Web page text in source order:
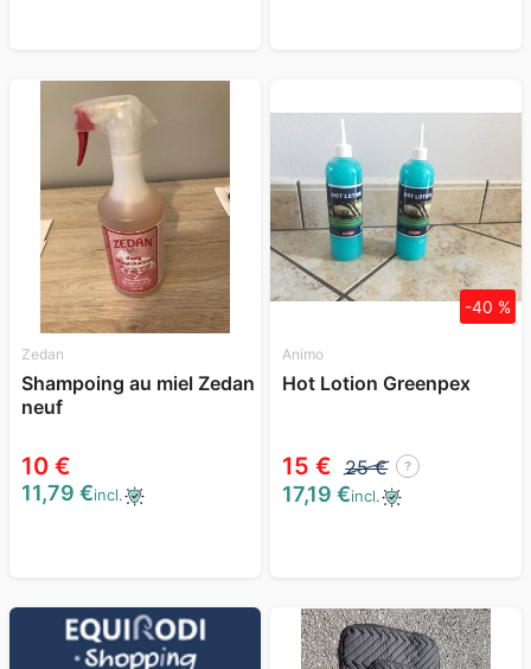
Zedan
Shampoing au miel Zedan
neuf
10 €
11,79 €incl.
Animo
Hot Lotion Greenpex
15 € 25 € ?
-40 %
17,19 €incl.